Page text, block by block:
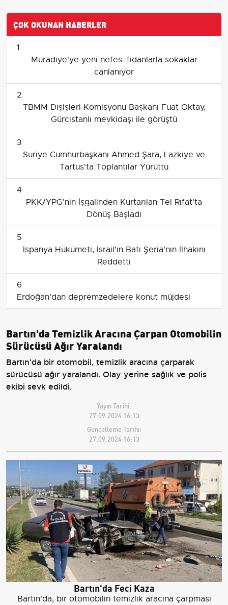
ÇOK OKUNAN HABERLER
1
Muradiye'ye yeni nefes: fidanlarla sokaklar
canlanıyor
2
TBMM Dışişleri Komisyonu Başkanı Fuat Oktay,
Gürcistanlı mevkidaşı ile görüştü
3
Suriye Cumhurbaşkanı Ahmed Şara, Lazkiye ve
Tartus'ta Toplantılar Yürüttü
4
PKK/YPG'nin İşgalinden Kurtarılan Tel Rıfat'ta
Dönüş Başladı
5
İspanya Hükümeti, İsrail'in Batı Şeria'nın İlhakını
Reddetti
6
Erdoğan'dan depremzedelere konut müjdesi
Bartın'da Temizlik Aracına Çarpan Otomobilin
Sürücüsü Ağır Yaralandı
Bartın'da bir otomobil, temizlik aracına çarparak
sürücüsü ağır yaralandı. Olay yerine sağlık ve polis
ekibi sevk edildi.
Yayın Tarihi:
27.09.2024 16:13
Güncelleme Tarihi:
27.09.2024 16:13
Bartın'da Feci Kaza
Bartın'da, bir otomobilin temizlik aracına çarpması